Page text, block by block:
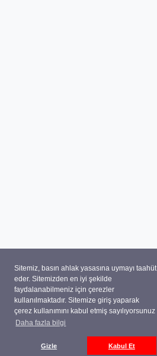
Sitemiz, basın ahlak yasasına uymayı taahüt
eder. Sitemizden en iyi şekilde
faydalanabilmeniz için çerezler
kullanılmaktadır. Sitemize giriş yaparak
çerez kullanımını kabul etmiş sayılıyorsunuz
Daha fazla bilgi
Gizle Kabul Et